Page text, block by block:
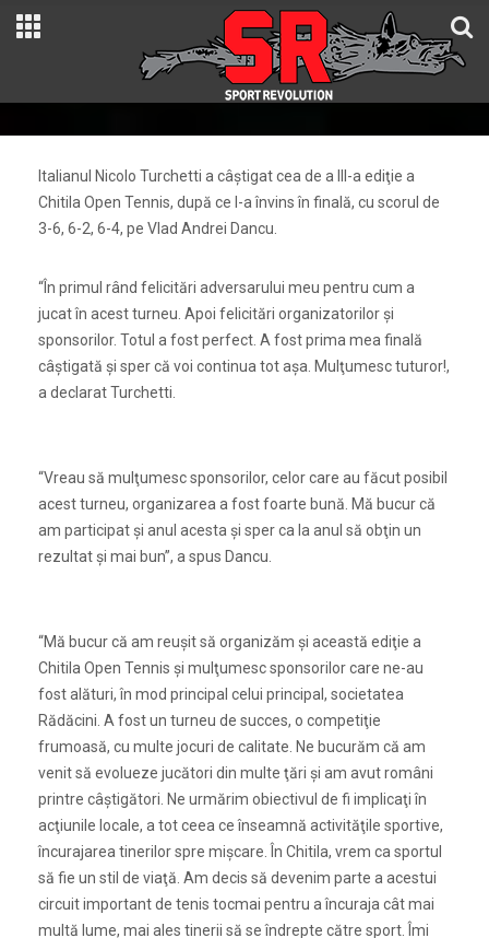
Italianul Nicolo Turchetti a câştigat cea de a III-a ediţie a
Chitila Open Tennis, după ce l-a învins în finală, cu scorul de
3-6, 6-2, 6-4, pe Vlad Andrei Dancu.
“În primul rând felicitări adversarului meu pentru cum a
jucat în acest turneu. Apoi felicitări organizatorilor şi
sponsorilor. Totul a fost perfect. A fost prima mea finală
câştigată şi sper că voi continua tot aşa. Mulţumesc tuturor!,
a declarat Turchetti.
“Vreau să mulţumesc sponsorilor, celor care au făcut posibil
acest turneu, organizarea a fost foarte bună. Mă bucur că
am participat şi anul acesta şi sper ca la anul să obţin un
rezultat şi mai bun”, a spus Dancu.
“Mă bucur că am reuşit să organizăm şi această ediţie a
Chitila Open Tennis şi mulţumesc sponsorilor care ne-au
fost alături, în mod principal celui principal, societatea
Rădăcini. A fost un turneu de succes, o competiţie
frumoasă, cu multe jocuri de calitate. Ne bucurăm că am
venit să evolueze jucători din multe ţări şi am avut români
printre câştigători. Ne urmărim obiectivul de fi implicaţi în
acţiunile locale, a tot ceea ce înseamnă activităţile sportive,
încurajarea tinerilor spre mişcare. În Chitila, vrem ca sportul
să fie un stil de viaţă. Am decis să devenim parte a acestui
circuit important de tenis tocmai pentru a încuraja cât mai
multă lume, mai ales tinerii să se îndrepte către sport. Îmi